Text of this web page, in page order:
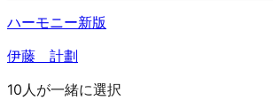
ハーモニー新版
伊藤 計劃
10人が一緒に選択